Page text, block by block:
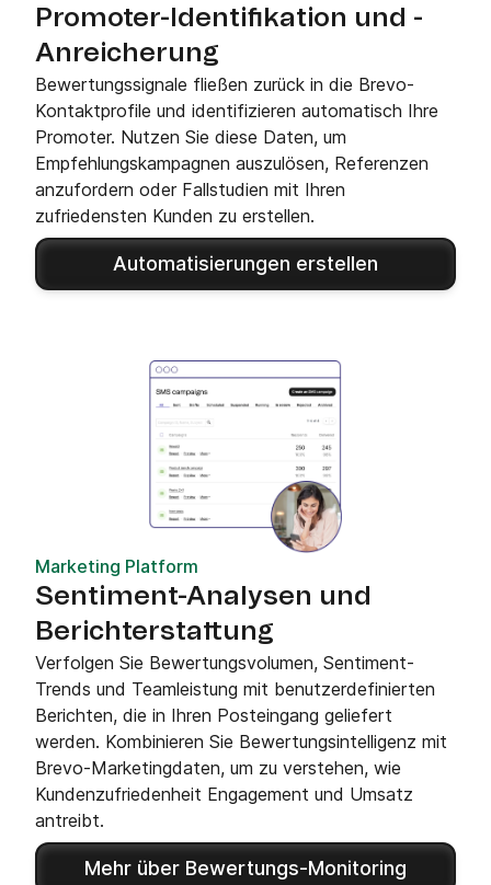
Promoter-Identifikation und -
Anreicherung
Bewertungssignale fließen zurück in die Brevo-
Kontaktprofile und identifizieren automatisch Ihre
Promoter. Nutzen Sie diese Daten, um
Empfehlungskampagnen auszulösen, Referenzen
anzufordern oder Fallstudien mit Ihren
zufriedensten Kunden zu erstellen.
Automatisierungen erstellen
Marketing Platform
Sentiment-Analysen und
Berichterstattung
Verfolgen Sie Bewertungsvolumen, Sentiment-
Trends und Teamleistung mit benutzerdefinierten
Berichten, die in Ihren Posteingang geliefert
werden. Kombinieren Sie Bewertungsintelligenz mit
Brevo-Marketingdaten, um zu verstehen, wie
Kundenzufriedenheit Engagement und Umsatz
antreibt.
Mehr über Bewertungs-Monitoring